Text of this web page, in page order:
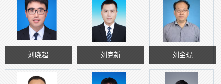
刘晓超 刘克新 刘金琨